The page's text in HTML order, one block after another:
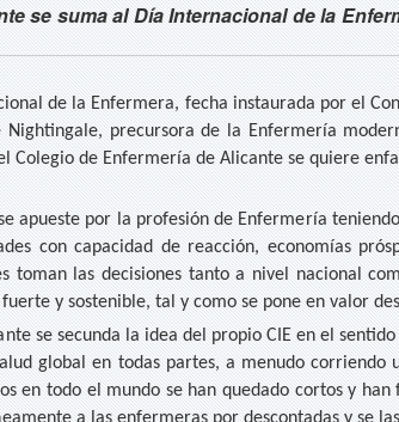
se suma al Día Internacional de la
de la Enfermera, fecha instaurada por el
precursora de la Enfermería
Colegio de Enfermería de Alicante se quiere
apueste por la profesión de Enfermería
con capacidad de reacción, economías
toman las decisiones tanto a nivel nacional
y sostenible, tal y como se pone en valor
se secunda la idea del propio CIE en el
global en todas partes, a menudo
en todo el mundo se han quedado cortos y